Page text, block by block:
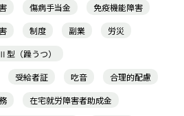
傷病手当金
免疫機能障害
制度 副業
労災
（躁うつ）
受給者証 吃音
合理的配慮
在宅就労障害者助成金